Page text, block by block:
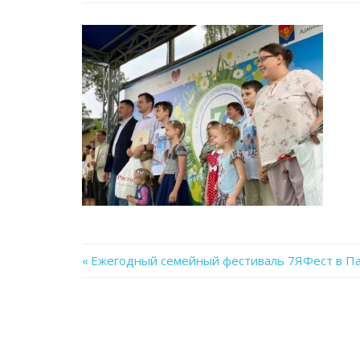
Previous
Ежегодный семейный фестиваль 7ЯФест в